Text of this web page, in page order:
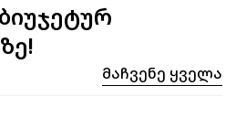
Მაჩვენე Ყველა